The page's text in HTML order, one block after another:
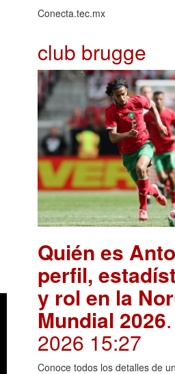
Conecta.tec.mx
club brugge
Quién es
perfil,
y rol en la
Mundial 2026
2026 15:27
Conoce todos los detalles de